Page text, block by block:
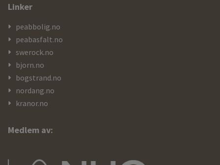
Linker
peabbolig.no
peabasfalt.no
swerock.no
bjorn.no
bogstrand.no
nordang.no
kranor.no
Medlem av: